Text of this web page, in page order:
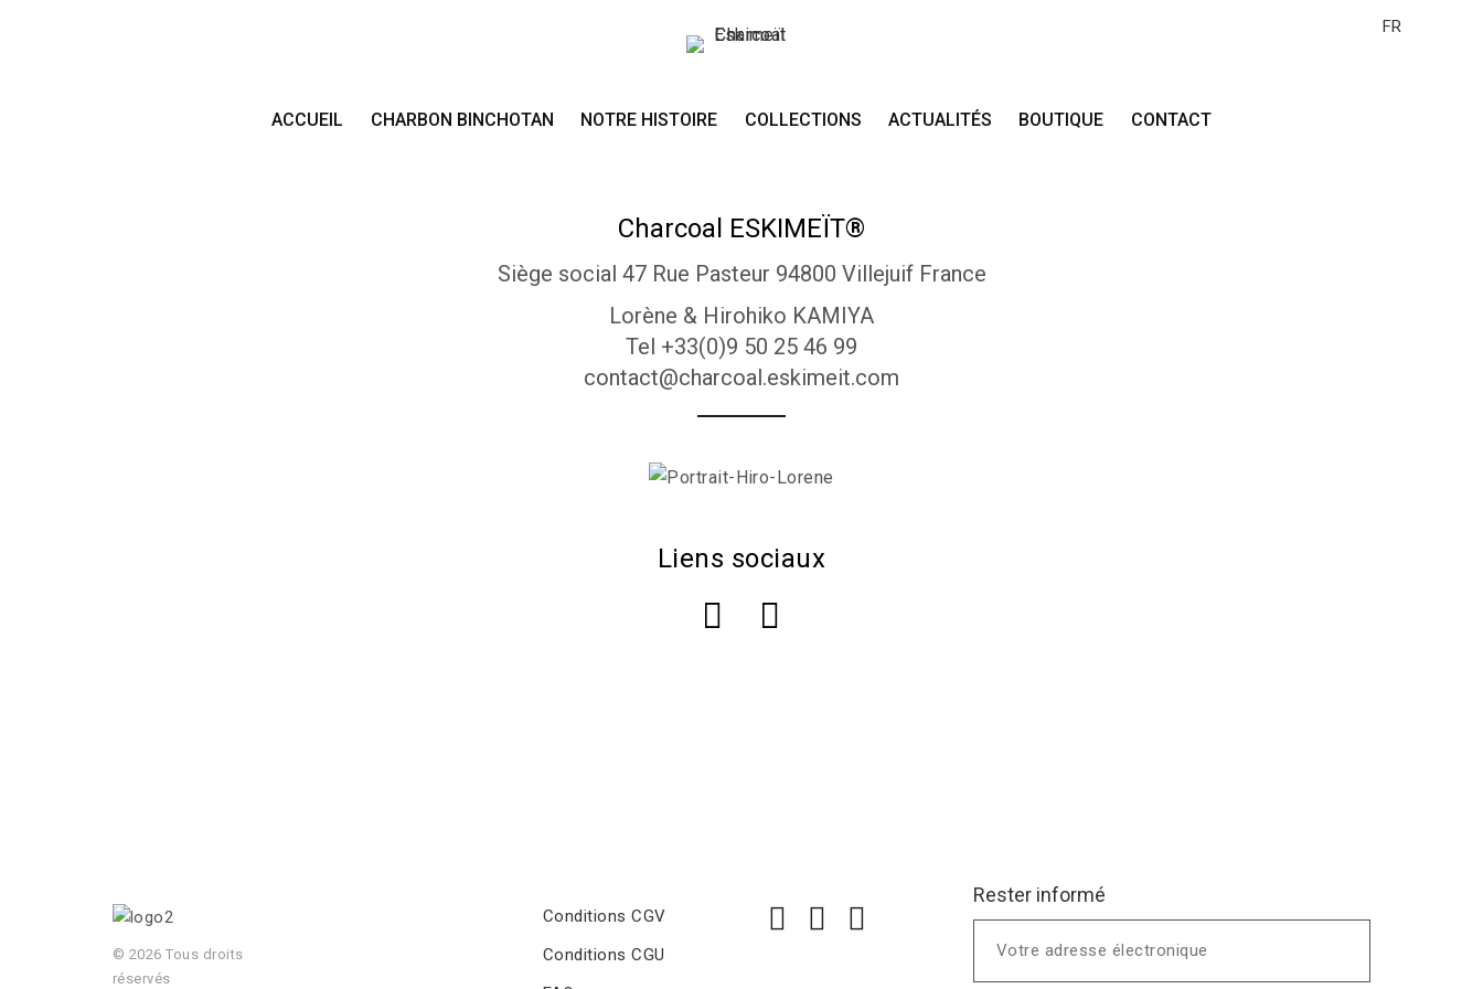
FR
ACCUEIL CHARBON BINCHOTAN NOTRE HISTOIRE COLLECTIONS ACTUALITÉS BOUTIQUE CONTACT
Nos coordonnées
Charcoal ESKIMEÏT®
Siège social 47 Rue Pasteur 94800 Villejuif France
Lorène & Hirohiko KAMIYA
Tel +33(0)9 50 25 46 99
contact@charcoal.eskimeit.com
Liens sociaux
© 2026 Tous droits
réservés
Conditions CGV
Conditions CGU
Rester informé